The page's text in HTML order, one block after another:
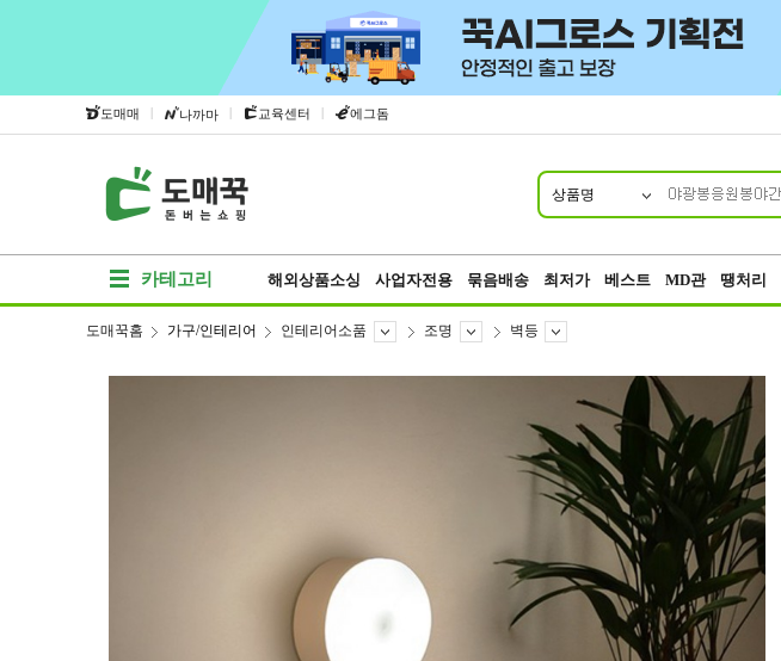
도매매 | 나까마 | 교육센터 | 에그돔
상품명
카테고리 해외상품소싱 사업자전용 묶음배송 최저가 베스트 MD관 땡처리
도매꾹홈 가구/인테리어 인테리어소품 조명 벽등